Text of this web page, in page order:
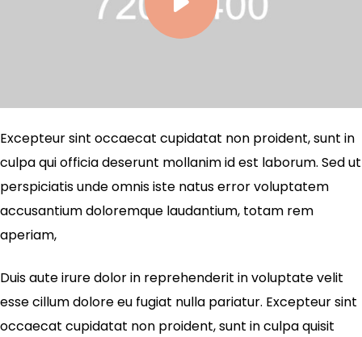
Excepteur sint occaecat cupidatat non proident, sunt in
culpa qui officia deserunt mollanim id est laborum. Sed ut
perspiciatis unde omnis iste natus error voluptatem
accusantium doloremque laudantium, totam rem
aperiam,
Duis aute irure dolor in reprehenderit in voluptate velit
esse cillum dolore eu fugiat nulla pariatur. Excepteur sint
occaecat cupidatat non proident, sunt in culpa quisit